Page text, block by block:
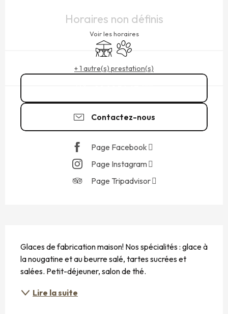
Horaires non définis
Voir les horaires
TerrasseAnimaux acceptés
+ 1 autre(s) prestation(s)
Contactez-nous
Page Facebook
Page Instagram
Page Tripadvisor
Glaces de fabrication maison! Nos spécialités : glace à
la nougatine et au beurre salé, tartes sucrées et
salées. Petit-déjeuner, salon de thé.
Lire la suite